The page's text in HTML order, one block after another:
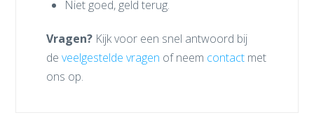
Niet goed, geld terug.
Vragen?Kijk voor een snel antwoord bij
de veelgestelde vragen of neem contactmet
ons op.